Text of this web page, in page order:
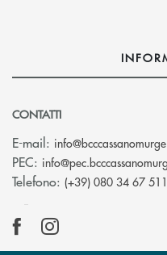
CONTATTI
E-mail:
PEC:
Telefono: (+39) 080 34 67 511